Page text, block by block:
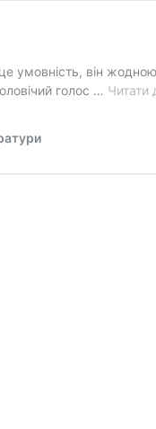
умовність, він
голос … Читати